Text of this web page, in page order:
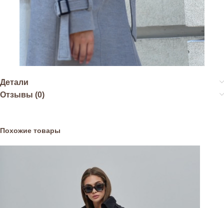
Детали
Отзывы (0)
Похожие товары